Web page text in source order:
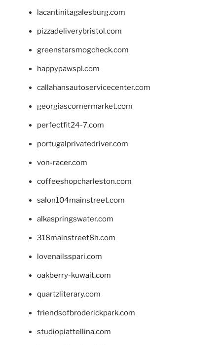
lacantinitagalesburg.com
pizzadeliverybristol.com
greenstarsmogcheck.com
happypawspl.com
callahansautoservicecenter.com
georgiascornermarket.com
perfectfit24-7.com
portugalprivatedriver.com
von-racer.com
coffeeshopcharleston.com
salon104mainstreet.com
alkaspringswater.com
318mainstreet8h.com
lovenailsspari.com
oakberry-kuwait.com
quartzliterary.com
friendsofbroderickpark.com
studiopiattellina.com